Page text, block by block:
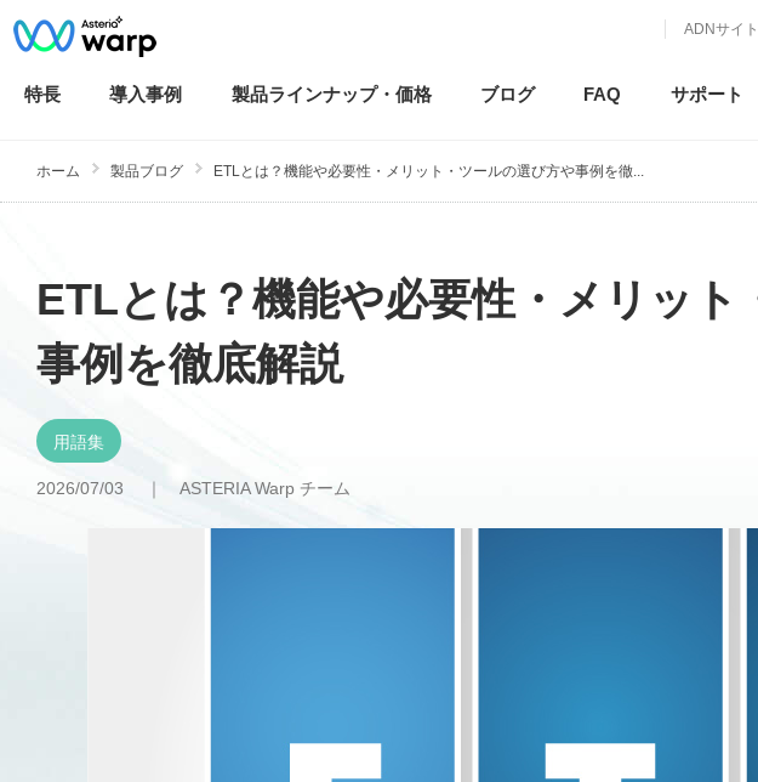
ADNサイト
特長 導入事例 製品ラインナップ・ 価格 ブログ FAQ サポート
ホーム 製品ブログ ETLとは？機能や必要性・メリット・ツールの選び方や事例を徹...
ETLとは？機能や必要性・メリット
事例を徹底解説
用語集
2026/07/03 ｜ ASTERIA Warp チーム